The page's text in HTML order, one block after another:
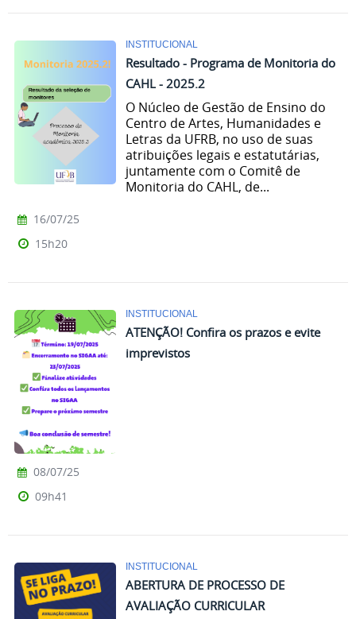
INSTITUCIONAL
Resultado - Programa de Monitoria do
CAHL - 2025.2
O Núcleo de Gestão de Ensino do
Centro de Artes, Humanidades e
Letras da UFRB, no uso de suas
atribuições legais e estatutárias,
juntamente com o Comitê de
Monitoria do CAHL, de...
16/07/25
15h20
INSTITUCIONAL
ATENÇÃO! Confira os prazos e evite
imprevistos
08/07/25
09h41
INSTITUCIONAL
ABERTURA DE PROCESSO DE
AVALIAÇÃO CURRICULAR